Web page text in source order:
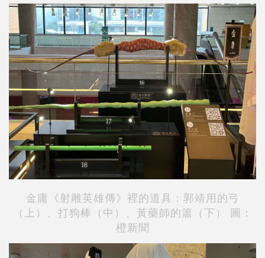
金庸《射雕英雄傳》裡的道具：郭靖用的弓
（上）、打狗棒（中）、黃藥師的簫（下） 圖：
橙新聞